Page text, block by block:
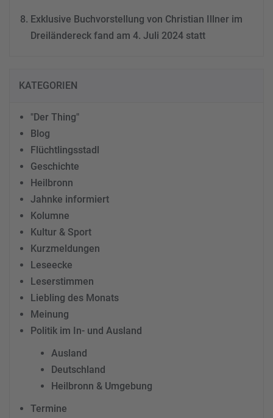
Exklusive Buchvorstellung von Christian Illner im
Dreiländereck fand am 4. Juli 2024 statt
KATEGORIEN
"Der Thing"
Blog
Flüchtlingsstadl
Geschichte
Heilbronn
Jahnke informiert
Kolumne
Kultur & Sport
Kurzmeldungen
Leseecke
Leserstimmen
Liebling des Monats
Meinung
Politik im In- und Ausland
Ausland
Deutschland
Heilbronn & Umgebung
Termine